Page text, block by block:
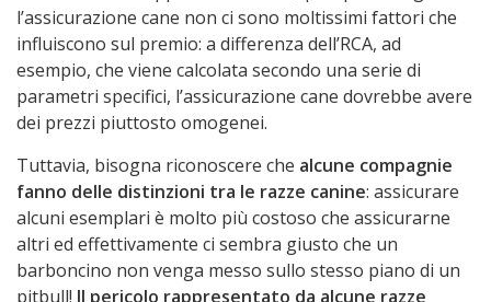
l’assicurazione cane non ci sono moltissimi fattori che
influiscono sul premio: a differenza dell’RCA, ad
esempio, che viene calcolata secondo una serie di
parametri specifici, l’assicurazione cane dovrebbe avere
dei prezzi piuttosto omogenei.
Tuttavia, bisogna riconoscere che alcune compagnie
fanno delle distinzioni tra le razze canine: assicurare
alcuni esemplari è molto più costoso che assicurarne
altri ed effettivamente ci sembra giusto che un
barboncino non venga messo sullo stesso piano di un
pitbull! Il pericolo rappresentato da alcune razze